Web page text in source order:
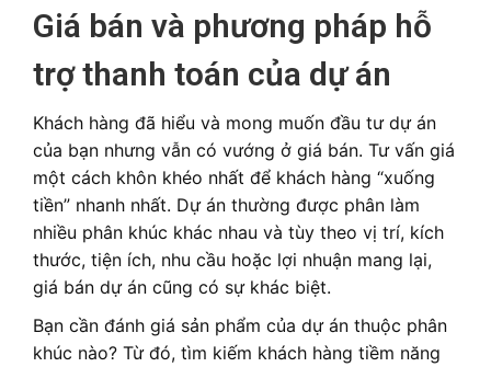
Giá bán và phương pháp hỗ
trợ thanh toán của dự án
Khách hàng đã hiểu và mong muốn đầu tư dự án
của bạn nhưng vẫn có vướng ở giá bán. Tư vấn giá
một cách khôn khéo nhất để khách hàng “xuống
tiền” nhanh nhất. Dự án thường được phân làm
nhiều phân khúc khác nhau và tùy theo vị trí, kích
thước, tiện ích, nhu cầu hoặc lợi nhuận mang lại,
giá bán dự án cũng có sự khác biệt.
Bạn cần đánh giá sản phẩm của dự án thuộc phân
khúc nào? Từ đó, tìm kiếm khách hàng tiềm năng